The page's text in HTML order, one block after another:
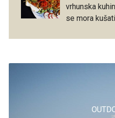
vrhunska
se mora kušati